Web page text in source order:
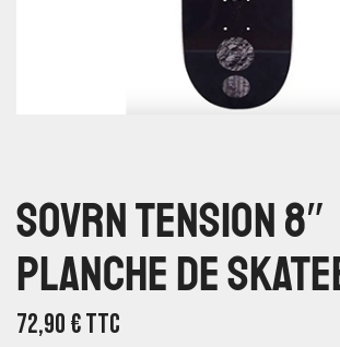
SOVRN Tension 8″
Planche De
72,90€TTC